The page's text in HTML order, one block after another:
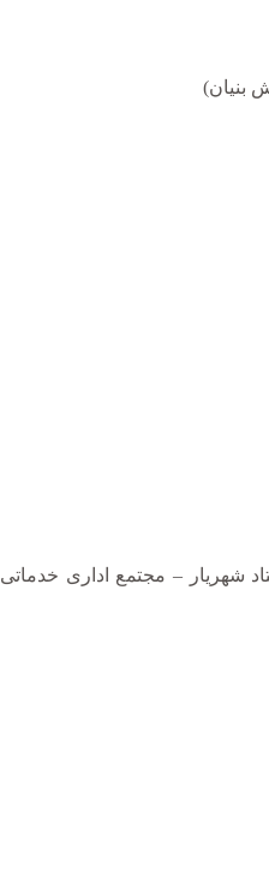
بنیان)
شهریار – مجتمع اداری خدماتی